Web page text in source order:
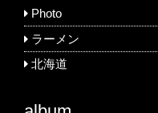
Photo
ラーメン
北海道